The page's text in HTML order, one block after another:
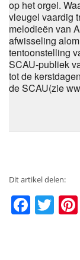
op het orgel.
vleugel vaardig
melodieën van
afwisseling
tentoonstelling
SCAU-publiek
tot de
de SCAU(zie
Dit artikel delen: